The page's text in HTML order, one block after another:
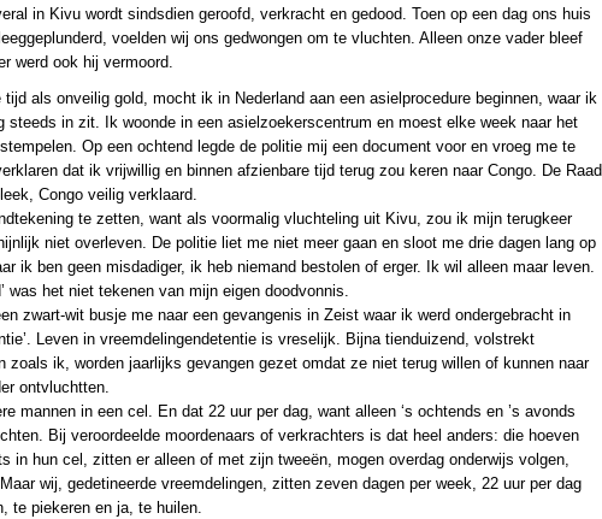
in Kivu wordt sindsdien geroofd, verkracht en gedood. Toen op een dag ons huis
voelden wij ons gedwongen om te vluchten. Alleen onze vader bleef
werd ook hij vermoord.
tijd als onveilig gold, mocht ik in Nederland aan een asielprocedure beginnen, waar ik
steeds in zit. Ik woonde in een asielzoekerscentrum en moest elke week naar het
Op een ochtend legde de politie mij een document voor en vroeg me te
dat ik vrijwillig en binnen afzienbare tijd terug zou keren naar Congo. De Raad
Congo veilig verklaard.
te zetten, want als voormalig vluchteling uit Kivu, zou ik mijn terugkeer
niet overleven. De politie liet me niet meer gaan en sloot me drie dagen lang op
ik ben geen misdadiger, ik heb niemand bestolen of erger. Ik wil alleen maar leven.
was het niet tekenen van mijn eigen doodvonnis.
zwart-wit busje me naar een gevangenis in Zeist waar ik werd ondergebracht in
Leven in vreemdelingendetentie is vreselijk. Bijna tienduizend, volstrekt
zoals ik, worden jaarlijks gevangen gezet omdat ze niet terug willen of kunnen naar
ontvluchtten.
mannen in een cel. En dat 22 uur per dag, want alleen ‘s ochtends en ’s avonds
Bij veroordeelde moordenaars of verkrachters is dat heel anders: die hoeven
in hun cel, zitten er alleen of met zijn tweeën, mogen overdag onderwijs volgen,
wij, gedetineerde vreemdelingen, zitten zeven dagen per week, 22 uur per dag
te piekeren en ja, te huilen.